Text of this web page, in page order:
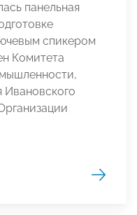
панельная
спикером
Комитета
Ивановского